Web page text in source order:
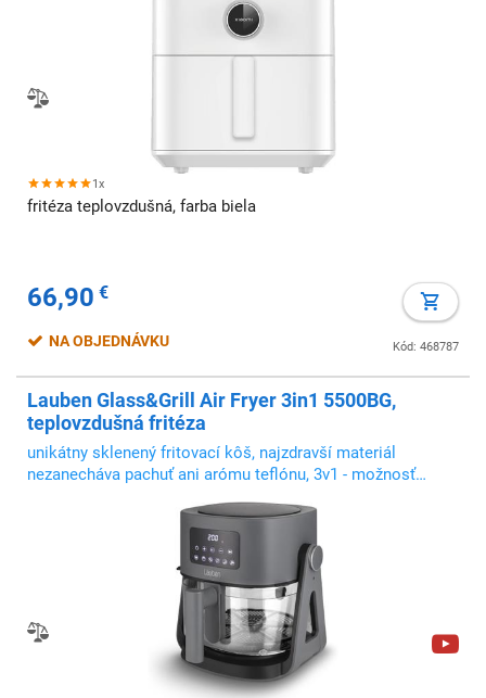
1x
fritéza teplovzdušná, farba biela
66,90 €
Kód: 468787
NA OBJEDNÁVKU
Lauben Glass&Grill Air Fryer 3in1 5500BG,
teplovzdušná fritéza
unikátny sklenený fritovací kôš, najzdravší materiál
nezanecháva pachuť ani arómu teflónu, 3v1 - možnosť